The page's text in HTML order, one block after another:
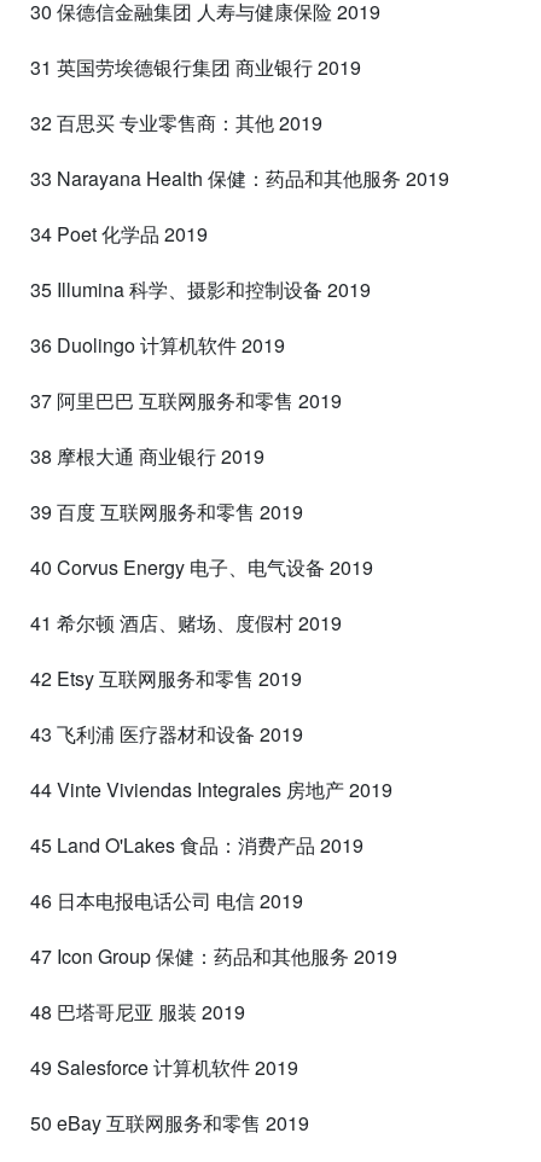
30 保德信金融集团 人寿与健康保险 2019
31 英国劳埃德银行集团 商业银行 2019
32 百思买 专业零售商：其他 2019
33 Narayana Health 保健：药品和其他服务 2019
34 Poet 化学品 2019
35 Illumina 科学、摄影和控制设备 2019
36 Duolingo 计算机软件 2019
37 阿里巴巴 互联网服务和零售 2019
38 摩根大通 商业银行 2019
39 百度 互联网服务和零售 2019
40 Corvus Energy 电子、电气设备 2019
41 希尔顿 酒店、赌场、度假村 2019
42 Etsy 互联网服务和零售 2019
43 飞利浦 医疗器材和设备 2019
44 Vinte Viviendas Integrales 房地产 2019
45 Land O'Lakes 食品：消费产品 2019
46 日本电报电话公司 电信 2019
47 Icon Group 保健：药品和其他服务 2019
48 巴塔哥尼亚 服装 2019
49 Salesforce 计算机软件 2019
50 eBay 互联网服务和零售 2019